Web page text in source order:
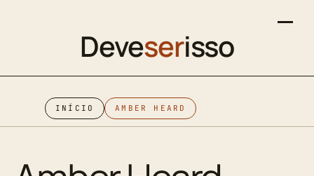
Deveserisso
INÍCIO AMBER HEARD